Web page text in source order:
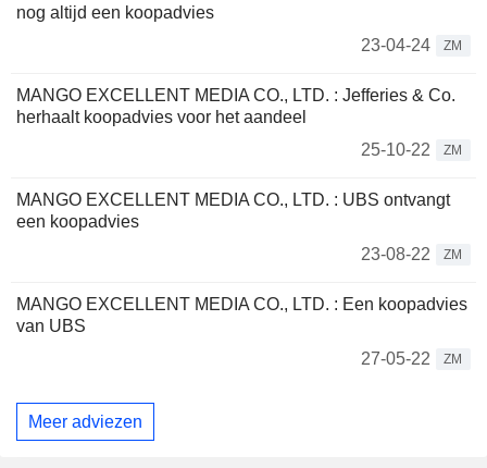
nog altijd een koopadvies
23-04-24
ZM
MANGO EXCELLENT MEDIA CO., LTD. : Jefferies & Co.
herhaalt koopadvies voor het aandeel
25-10-22
ZM
MANGO EXCELLENT MEDIA CO., LTD. : UBS ontvangt
een koopadvies
23-08-22
ZM
MANGO EXCELLENT MEDIA CO., LTD. : Een koopadvies
van UBS
27-05-22
ZM
Meer adviezen